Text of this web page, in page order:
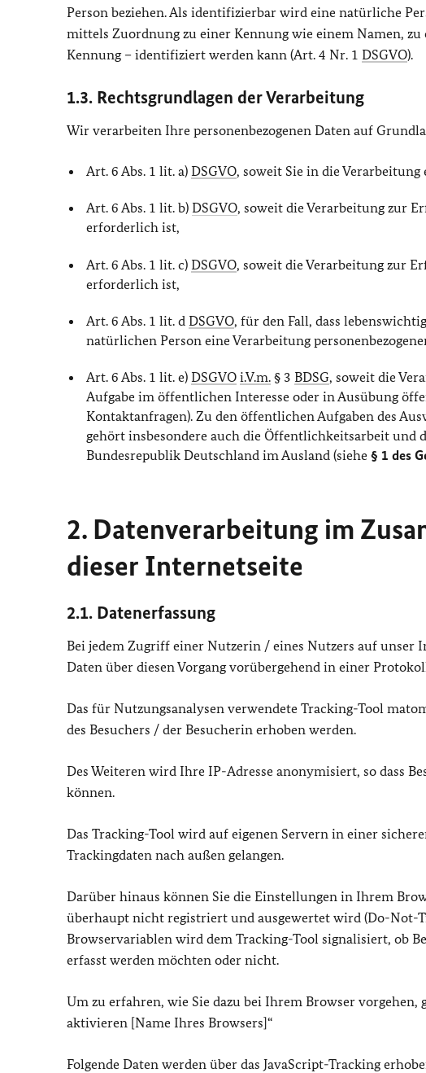
Person beziehen. Als identifizierbar wird eine natürliche
mittels Zuordnung zu einer Kennung wie einem Namen,
Kennung – identifiziert werden kann (Art. 4 Nr. 1 DSGVO).
1.3. Rechtsgrundlagen der Verarbeitung
Wir verarbeiten Ihre personenbezogenen Daten auf
Art. 6 Abs. 1 lit. a) DSGVO, soweit Sie in die
Art. 6 Abs. 1 lit. b) DSGVO, soweit die Verarbeitung zur
erforderlich ist,
Art. 6 Abs. 1 lit. c) DSGVO, soweit die Verarbeitung zur
erforderlich ist,
Art. 6 Abs. 1 lit. d DSGVO, für den Fall, dass
natürlichen Person eine Verarbeitung
Art. 6 Abs. 1 lit. e) DSGVO i.V.m. § 3 BDSG, soweit die
Aufgabe im öffentlichen Interesse oder in Ausübung
Kontaktanfragen). Zu den öffentlichen Aufgaben des
gehört insbesondere auch die Öffentlichkeitsarbeit
Bundesrepublik Deutschland im Ausland (siehe § 1 des
2. Datenverarbeitung im
dieser Internetseite
2.1. Datenerfassung
Bei jedem Zugriff einer Nutzerin / eines Nutzers auf unser
Daten über diesen Vorgang vorübergehend in einer
Das für Nutzungsanalysen verwendete Tracking-Tool
des Besuchers / der Besucherin erhoben werden.
Des Weiteren wird Ihre IP-Adresse anonymisiert, so dass
können.
Das Tracking-Tool wird auf eigenen Servern in einer
Trackingdaten nach außen gelangen.
Darüber hinaus können Sie die Einstellungen in Ihrem
überhaupt nicht registriert und ausgewertet wird (Do-
Browservariablen wird dem Tracking-Tool signalisiert, ob
erfasst werden möchten oder nicht.
Um zu erfahren, wie Sie dazu bei Ihrem Browser vorgehen,
aktivieren [Name Ihres Browsers]“
Folgende Daten werden über das JavaScript-Tracking